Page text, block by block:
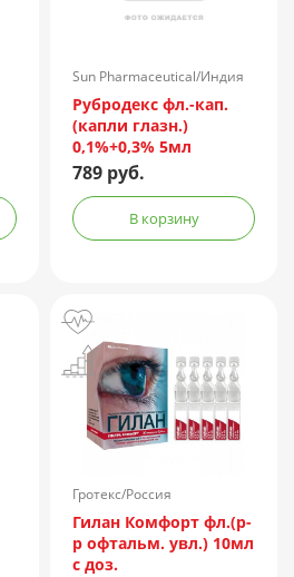
Sun Pharmaceutical/Индия
Рубродекс фл.-кап.
(капли глазн.)
0,1%+0,3% 5мл
789 руб.
В корзину
Гротекс/Россия
Гилан Комфорт фл.(р-
р офтальм. увл.) 10мл
с доз.